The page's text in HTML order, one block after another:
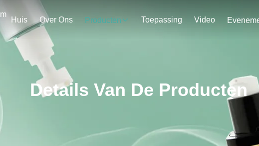
Huis Over Ons Producten Toepassing Video
Details Van De Producten